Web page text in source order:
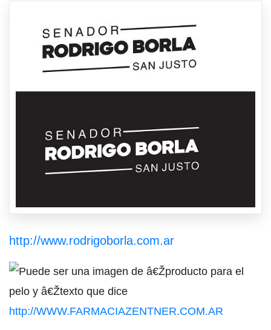
http://www.rodrigoborla.com.ar
http://WWW.FARMACIAZENTNER.COM.AR